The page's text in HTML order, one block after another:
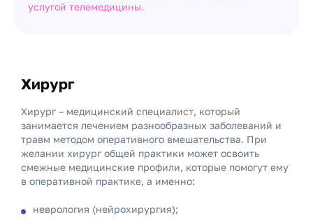
услугой телемедицины.
Хирург
Хирург – медицинский специалист, который
занимается лечением разнообразных заболеваний и
травм методом оперативного вмешательства. При
желании хирург общей практики может освоить
смежные медицинские профили, которые помогут ему
в оперативной практике, а именно:
неврология (нейрохирургия);